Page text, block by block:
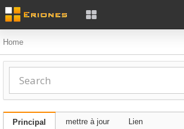
Home
Principal mettre à jour Lien